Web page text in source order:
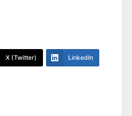
X (Twitter) LinkedIn